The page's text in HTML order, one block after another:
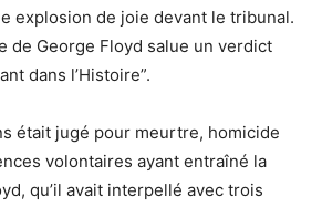
explosion de joie devant le tribunal.
de George Floyd salue un verdict
dans l’Histoire”.
était jugé pour meurtre, homicide
volontaires ayant entraîné la
qu’il avait interpellé avec trois